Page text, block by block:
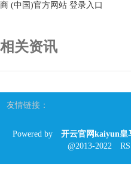
商 (中国)官方网站 登录入口
相关资讯
友情链接：
Powered by
开云官网kaiyun皇
@2013-2022